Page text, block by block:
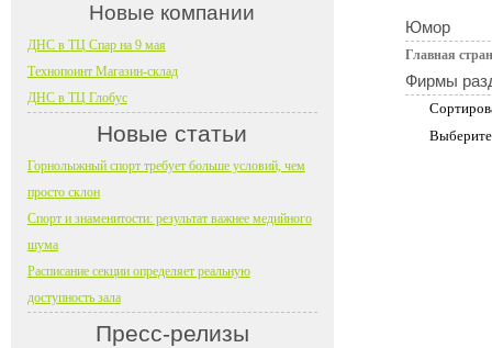
Юмор
Главная
Фирмы
Новые компании
ДНС в ТЦ Спар на 9 мая
Технопоинт Магазин-склад
ДНС в ТЦ Глобус
Новые статьи
Горнолыжный спорт требует больше условий, чем
просто склон
Спорт и знаменитости: результат важнее медийного
шума
Расписание секции определяет реальную
доступность зала
Пресс-релизы